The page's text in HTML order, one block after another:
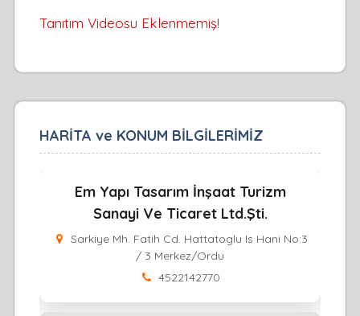
Tanıtım Videosu Eklenmemiş!
HARİTA ve KONUM BİLGİLERİMİZ
Em Yapı Tasarım İnşaat Turizm
Sanayi Ve Ticaret Ltd.Şti.
Sarkiye Mh. Fatih Cd. Hattatoglu Is Hani No:3
/ 3 Merkez/Ordu
4522142770